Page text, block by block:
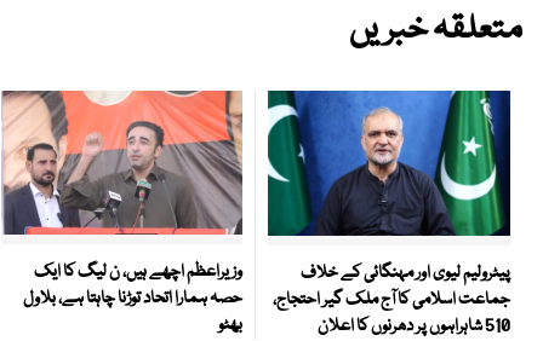
متعلقہ خبریں
پیٹرولیم لیوی اور مہنگائی کے خلاف
جماعت اسلامی کا آج ملک گیر احتجاج،
510 شاہراہوں پر دھرنوں کا اعلان
وزیراعظم اچھے ہیں، ن لیگ کا ایک
حصہ ہمارا اتحاد توڑنا چاہتا ہے، بلاول
بھٹو